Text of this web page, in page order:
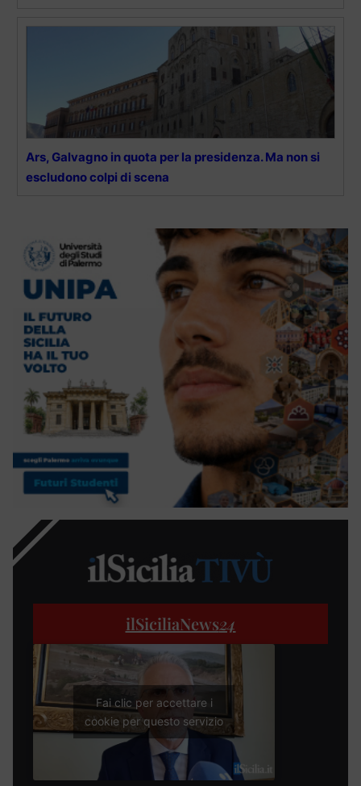
Ars, Galvagno in quota per la presidenza. Ma non si
escludono colpi di scena
ilSiciliaNews24
Fai clic per accettare i
cookie per questo servizio